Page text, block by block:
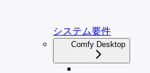
システム要件
Comfy Desktop